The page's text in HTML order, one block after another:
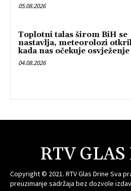
05.08.2026
Toplotni talas širom BiH se
nastavlja, meteorolozi
kada nas očekuje osvježenje
04.08.2026
RTV
Copyright © 2021. RTV Glas Drine Sva
preuzimanje sadržaja bez dozvole